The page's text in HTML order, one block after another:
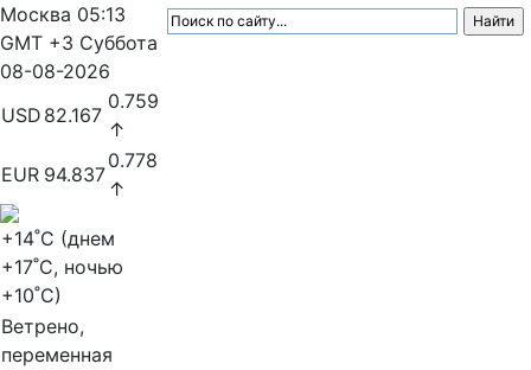
Москва 05:13
GMT +3 Суббота
08-08-2026
USD 82.167
0.759
↑
EUR 94.837
0.778
↑
+14˚C (днем
+17˚C, ночью
+10˚C)
Ветрено,
переменная